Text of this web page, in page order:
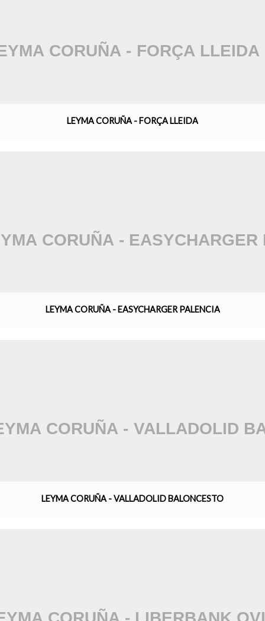
LEYMA CORUÑA - FORÇA LLEIDA
LEYMA CORUÑA - EASYCHARGER PALENCIA
LEYMA CORUÑA - VALLADOLID BALONCESTO